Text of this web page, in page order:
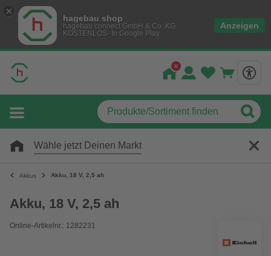
hagebau shop
hagebau connect GmbH & Co. KG
KOSTENLOS- In Google Play
Anzeigen
Wähle jetzt Deinen Markt
Akkus Akku, 18 V, 2,5 ah
Akku, 18 V, 2,5 ah
Online-Artikelnr.: 1282231